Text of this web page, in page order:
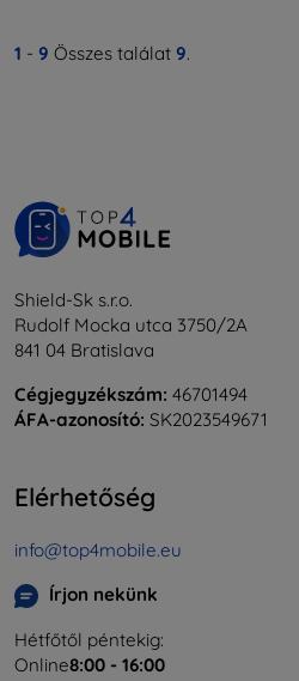
1 - 9 Összes találat 9.
Shield-Sk s.r.o.
Rudolf Mocka utca 3750/2A
841 04 Bratislava
Cégjegyzékszám: 46701494
ÁFA-azonosító: SK2023549671
Elérhetőség
info@top4mobile.eu
Írjon nekünk
Hétfőtől péntekig:
Online8:00 - 16:00